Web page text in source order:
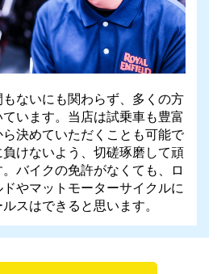
もないにも関わらず、多くの方
います。当店は試乗車も豊富
決めていただくことも可能で
けないよう、切磋琢磨して頑
バイクの免許がなくても、ロ
やマットモーターサイクルに
スはできると思います。